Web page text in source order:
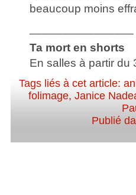
beaucoup moins
Ta mort en shorts
En salles à partir du
Tags liés à cet article:
folimage, Janice
Publié